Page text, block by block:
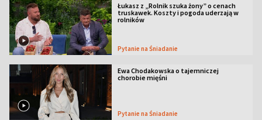
Łukasz z „Rolnik szuka żony” o cenach
truskawek. Koszty i pogoda uderzają w
rolników
Pytanie na Śniadanie
Ewa Chodakowska o tajemniczej
chorobie mięśni
Pytanie na Śniadanie